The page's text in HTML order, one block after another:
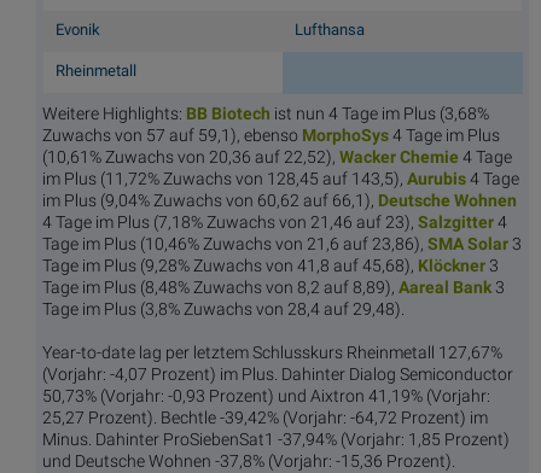
Evonik Lufthansa
Rheinmetall
Weitere Highlights: BB Biotech ist nun 4 Tage im Plus (3,68%
Zuwachs von 57 auf 59,1), ebenso MorphoSys4 Tage im Plus
(10,61% Zuwachs von 20,36 auf 22,52), WackerChemie 4 Tage
im Plus (11,72% Zuwachs von 128,45 auf 143,5), Aurubis4 Tage
im Plus (9,04% Zuwachs von 60,62 auf 66,1), Deutsche Wohnen
4 Tage im Plus (7,18% Zuwachs von 21,46 auf 23), Salzgitter4
Tage im Plus (10,46% Zuwachs von 21,6 auf 23,86), SMASolar3
Tage im Plus (9,28% Zuwachs von 41,8 auf 45,68), Klöckner3
Tage im Plus (8,48% Zuwachs von 8,2 auf 8,89), Aareal Bank3
Tage im Plus (3,8% Zuwachs von 28,4 auf 29,48).
Year-to-date lag per letztem Schlusskurs Rheinmetall 127,67%
(Vorjahr: -4,07 Prozent) im Plus. Dahinter Dialog Semiconductor
50,73% (Vorjahr: -0,93 Prozent) und Aixtron 41,19% (Vorjahr:
25,27 Prozent). Bechtle -39,42% (Vorjahr: -64,72 Prozent) im
Minus. Dahinter ProSiebenSat1 -37,94% (Vorjahr: 1,85 Prozent)
und Deutsche Wohnen -37,8% (Vorjahr: -15,36 Prozent).